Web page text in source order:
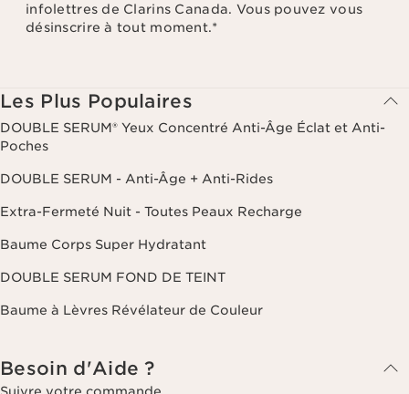
infolettres de Clarins Canada. Vous pouvez vous
désinscrire à tout moment.*
Les Plus Populaires
DOUBLE SERUM® Yeux Concentré Anti-Âge Éclat et Anti-
Poches
DOUBLE SERUM - Anti-Âge + Anti-Rides
Extra-Fermeté Nuit - Toutes Peaux Recharge
Baume Corps Super Hydratant
DOUBLE SERUM FOND DE TEINT
Baume à Lèvres Révélateur de Couleur
Besoin d'Aide ?
Suivre votre commande